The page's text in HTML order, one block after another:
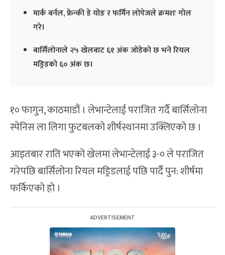
मार्क बर्नल, फ्रेन्की डे योङ र फर्मिन लोपेजले क्रमशः गोल
गरे।
बार्सिलोनाले २५ खेलबाट ६१ अंक जोडेको छ भने रियल
मड्रिडको ६० अंक छ।
१० फागुन, काठमाडौं । लेभान्टेलाई पराजित गर्दै बार्सिलोना
स्पेनिस ला लिगा फुटबलको शीर्षस्थानमा उक्लिएको छ ।
आइतबार राति भएको खेलमा लेभान्टेलाई ३-० ले पराजित
गरेपछि बार्सिलोना रियल मड्रिडलाई पछि पार्दै पुन: शीर्षमा
फर्किएको हो ।